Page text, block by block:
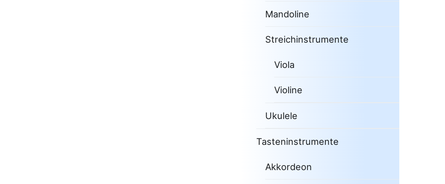
Mandoline
Streichinstrumente
Viola
Violine
Ukulele
Tasteninstrumente
Akkordeon